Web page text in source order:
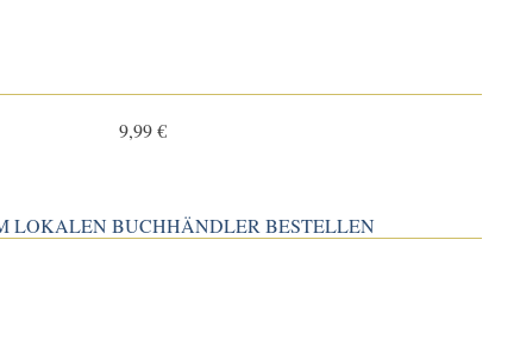
9,99 €
LOKALEN BUCHHÄNDLER BESTELLEN